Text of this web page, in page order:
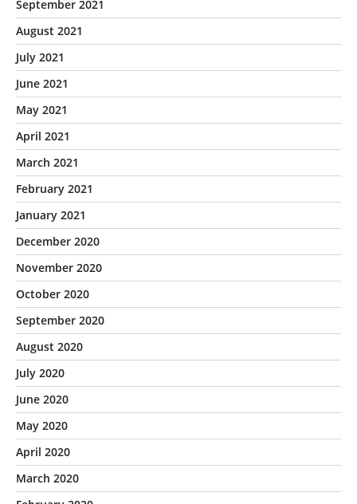
September 2021
August 2021
July 2021
June 2021
May 2021
April 2021
March 2021
February 2021
January 2021
December 2020
November 2020
October 2020
September 2020
August 2020
July 2020
June 2020
May 2020
April 2020
March 2020